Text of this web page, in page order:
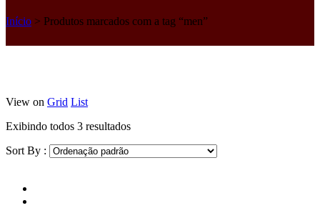
Início > Produtos marcados com a tag “men”
View on Grid List
Exibindo todos 3 resultados
Sort By :